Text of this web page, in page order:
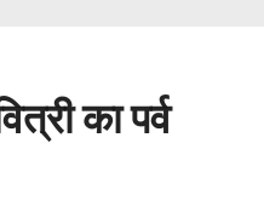
का पर्व